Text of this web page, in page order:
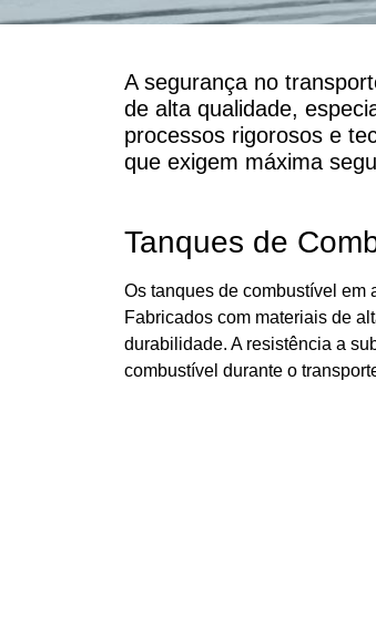
A segurança no
de alta qualidade,
processos rigorosos e
que exigem máxima
Tanques de
Os tanques de combustível em
Fabricados com materiais de
durabilidade. A resistência a
combustível durante o